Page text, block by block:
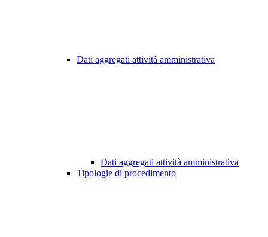
Dati aggregati attività amministrativa
Dati aggregati attività amministrativa
Tipologie di procedimento